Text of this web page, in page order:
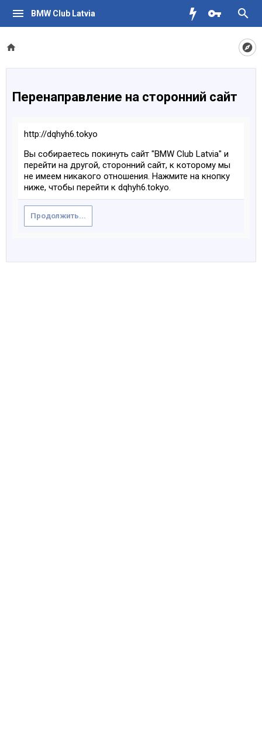
BMW Club Latvia
Перенаправление на сторонний сайт
http://dqhyh6.tokyo
Вы собираетесь покинуть сайт "BMW Club Latvia" и
перейти на другой, сторонний сайт, к которому мы
не имеем никакого отношения. Нажмите на кнопку
ниже, чтобы перейти к dqhyh6.tokyo.
Продолжить...